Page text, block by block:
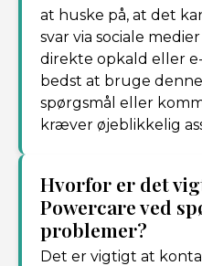
at huske på, at det
svar via sociale
direkte opkald eller
bedst at bruge
spørgsmål eller
kræver øjeblikkelig
Hvorfor er det
Powercare ved
problemer?
Det er vigtigt at